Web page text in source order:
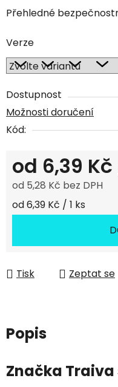
Přehledné
Verze
Dostupnost
Možnosti doručení
Kód:
od 6,39 Kč
od 5,28 Kč bez DPH
Měrná cena:
od 6,39 Kč / 1 ks
Tisk Zeptat se
Popis
Značka Traiva